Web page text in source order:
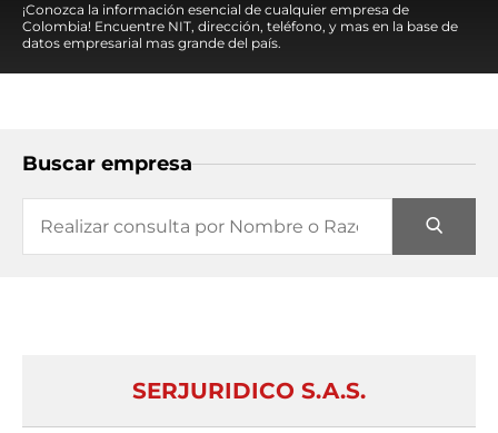
¡Conozca la información esencial de cualquier empresa de
Colombia! Encuentre NIT, dirección, teléfono, y mas en la base de
datos empresarial mas grande del país.
Buscar empresa
SERJURIDICO S.A.S.